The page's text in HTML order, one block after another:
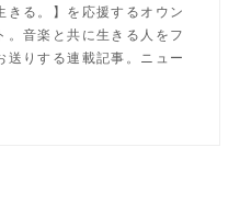
きる。】を応援するオウン
。音楽と共に生きる人をフ
送りする連載記事。ニュー